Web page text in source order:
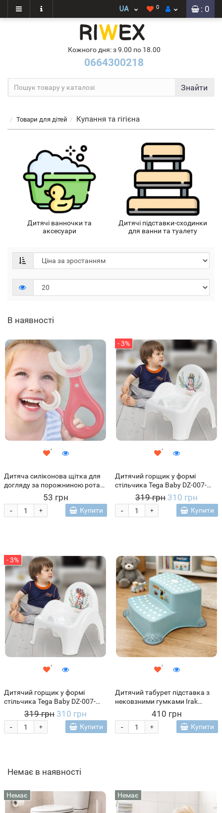
: 0
0
Кожного дня: з 9.00 по 18.00
0664300218
Знайти
Товари для дітей Купання та гігієна
Дитячі ванночки та
аксесуари
Дитячі підставки-сходинки
для ванни та туалету
В наявності
Дитяча силіконова щітка для
догляду за порожниною рота
u-shape soft toothbrush,
Рожевий
53 грн
+
- Купити
- 3%
Дитячий горщик у формі
стільчика Tega Baby DZ-007-
103 Дикий захід, Єдиноріг (SB)
319 грн 310 грн
+
- Купити
- 3%
Дитячий горщик у формі
стільчика Tega Baby DZ-007-
103 Дикий захід, Лисеня (SB)
319 грн 310 грн
+
- Купити
Дитячий табурет підставка з
нековзними гумками Irak
Plastik СМ-520 Бірюзовий (DRK)
410 грн
+
- Купити
Немає в наявності
Немає Немає